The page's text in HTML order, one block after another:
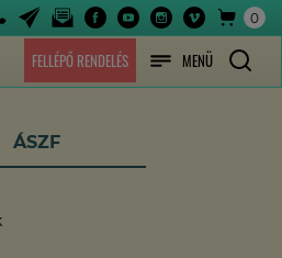
0
FELLÉPŐ RENDELÉS MENÜ
ÁSZF